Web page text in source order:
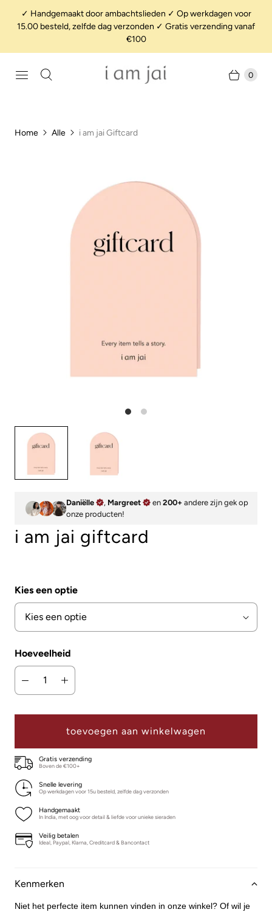
✓ Handgemaakt door ambachtslieden ✓ Op werkdagen voor
15.00 besteld, zelfde dag verzonden ✓ Gratis verzending vanaf
€100
0
Home Alle i am jai Giftcard
Daniëlle , Margreet en 200+ andere zijn gek op
onze producten!
i am jai giftcard
Kies een optie
Hoeveelheid
toevoegen aan winkelwagen
Gratis verzending
Boven de €100+
Snelle levering
Op werkdagen voor 15u besteld, zelfde dag verzonden
Handgemaakt
In India, met oog voor detail & liefde voor unieke sieraden
Veilig betalen
Ideal, Paypal, Klarna, Creditcard & Bancontact
Kenmerken
Niet het perfecte item kunnen vinden in onze winkel? Of wil je